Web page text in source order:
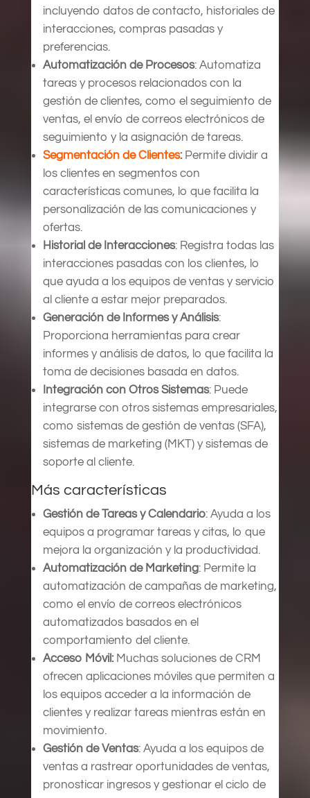
incluyendo datos de contacto, historiales de
interacciones, compras pasadas y
preferencias.
Automatización de Procesos: Automatiza
tareas y procesos relacionados con la
gestión de clientes, como el seguimiento de
ventas, el envío de correos electrónicos de
seguimiento y la asignación de tareas.
Segmentación de Clientes:Permite dividir a
los clientes en segmentos con
características comunes, lo que facilita la
personalización de las comunicaciones y
ofertas.
Historial de Interacciones: Registra todas las
interacciones pasadas con los clientes, lo
que ayuda a los equipos de ventas y servicio
al cliente a estar mejor preparados.
Generación de Informes y Análisis:
Proporciona herramientas para crear
informes y análisis de datos, lo que facilita la
toma de decisiones basada en datos.
Integración con Otros Sistemas: Puede
integrarse con otros sistemas empresariales,
como sistemas de gestión de ventas (SFA),
sistemas de marketing (MKT) y sistemas de
soporte al cliente.
Más características
Gestión de Tareas y Calendario: Ayuda a los
equipos a programar tareas y citas, lo que
mejora la organización y la productividad.
Automatización de Marketing: Permite la
automatización de campañas de marketing,
como el envío de correos electrónicos
automatizados basados en el
comportamiento del cliente.
Acceso Móvil:Muchas soluciones de CRM
ofrecen aplicaciones móviles que permiten a
los equipos acceder a la información de
clientes y realizar tareas mientras están en
movimiento.
Gestión de Ventas: Ayuda a los equipos de
ventas a rastrear oportunidades de ventas,
pronosticar ingresos y gestionar el ciclo de